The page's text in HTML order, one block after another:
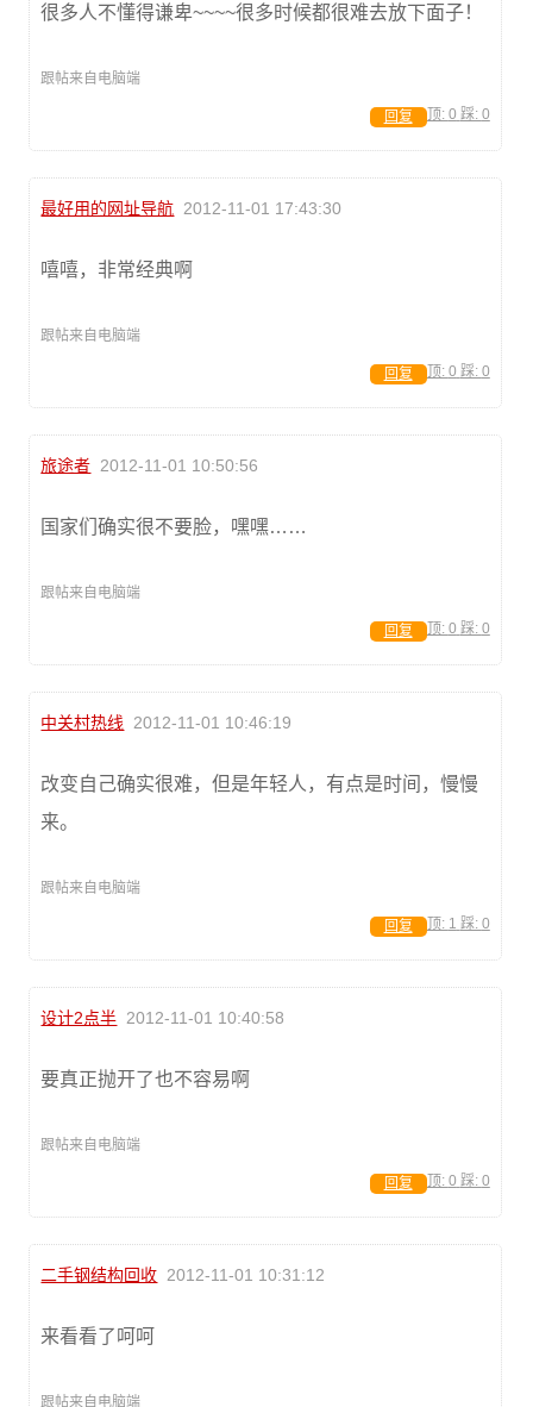
很多人不懂得谦卑~~~~很多时候都很难去放下面子！
跟帖来自电脑端
顶: 0 踩: 0
回复
最好用的网址导航 2012-11-01 17:43:30
嘻嘻，非常经典啊
跟帖来自电脑端
顶: 0 踩: 0
回复
旅途者 2012-11-01 10:50:56
国家们确实很不要脸，嘿嘿……
跟帖来自电脑端
顶: 0 踩: 0
回复
中关村热线 2012-11-01 10:46:19
改变自己确实很难，但是年轻人，有点是时间，慢慢
来。
跟帖来自电脑端
顶: 1 踩: 0
回复
设计2点半 2012-11-01 10:40:58
要真正抛开了也不容易啊
跟帖来自电脑端
顶: 0 踩: 0
回复
二手钢结构回收 2012-11-01 10:31:12
来看看了呵呵
跟帖来自电脑端